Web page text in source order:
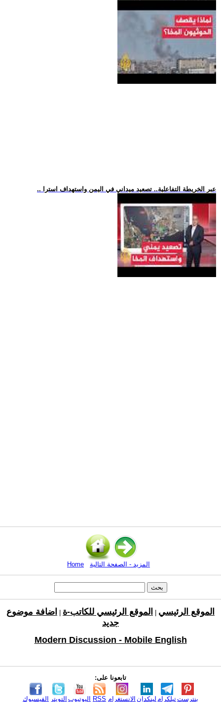
.. عبر الخريطة التفاعلية.. تصعيد ميداني في اليمن واستهداف استرا
Home المزيد - الصفحة التالية
الموقع الرئيسي الموقع الرئيسي للكاتب-ة
اضافة موضوع
جديد
Modern Discussion - Mobile English
تابعونا على:
الفيسبوك التويتر اليوتيوب RSS الانستغرام لينكدإن تيلكرامبنترست